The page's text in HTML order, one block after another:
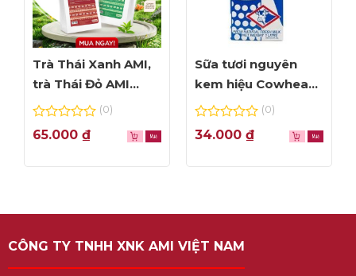
Trà Thái Xanh AMI,
trà Thái Đỏ AMI
thơm ngon, túi lọc
0
out
5
(0)
65.000 ₫
Sữa tươi nguyên
kem hiệu Cowhead
– hộp 1L
0
out
5
(0)
34.000 ₫
CÔNG TY TNHH XNK AMI VIỆT NAM